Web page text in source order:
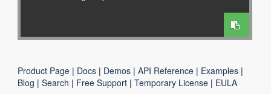
Product Page | Docs | Demos | API Reference | Examples |
Blog | Search | Free Support | Temporary License | EULA